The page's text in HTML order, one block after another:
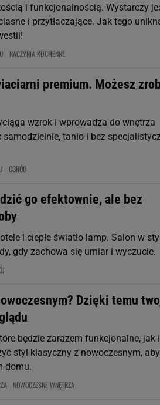
i funkcjonalnością. Wystarczy
i przytłaczające. Jak tego
NACZYNIA KUCHENNE
premium. Możesz
wzrok i wprowadza do wnętrza
tanio i bez
OGRÓD
go efektownie, ale bez
i ciepłe światło lamp. Salon w
gdy zachowa się umiar i wyczucie.
Dzięki temu
będzie zarazem funkcjonalne, jak i
styl klasyczny z nowoczesnym, aby
domu.
NOWOCZESNE WNĘTRZA